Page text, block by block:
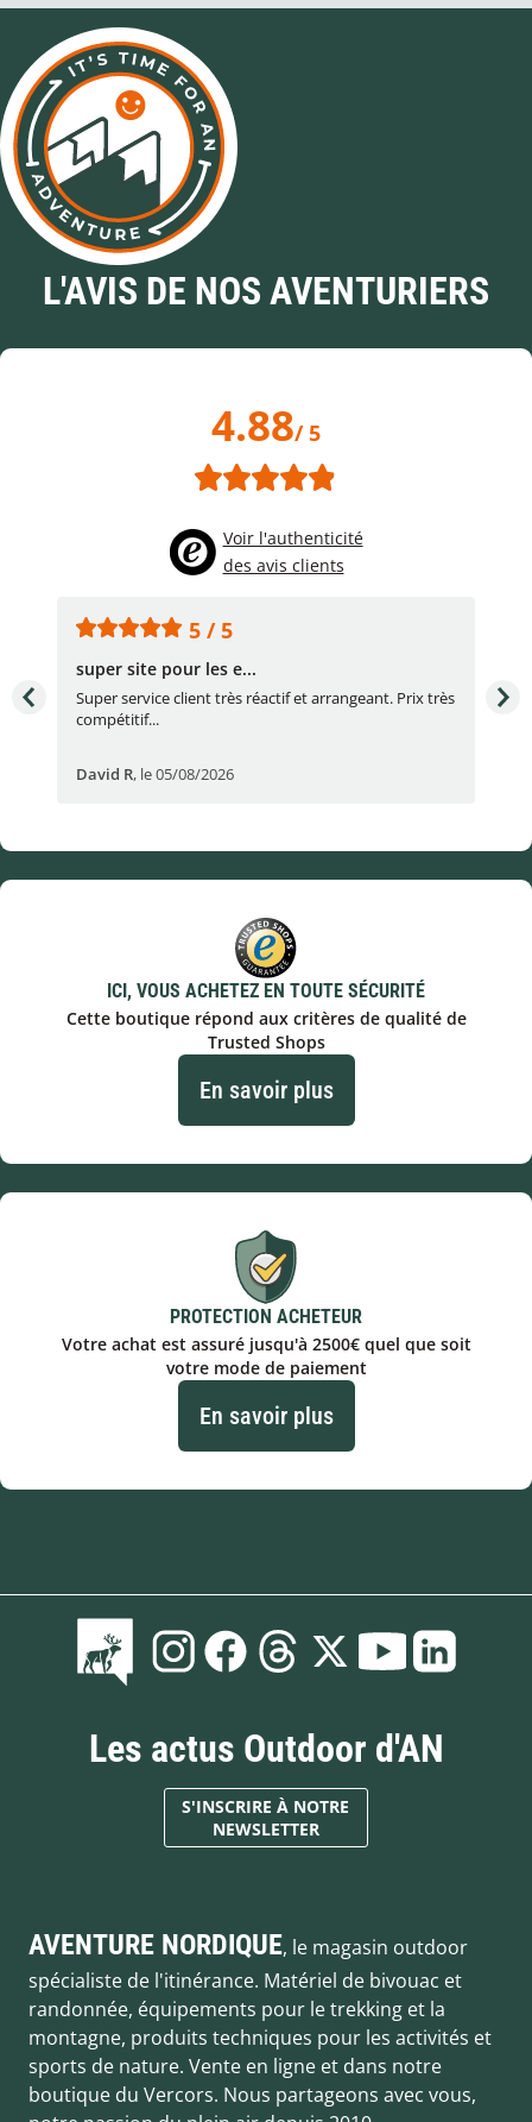
L'AVIS DE NOS AVENTURIERS
4.88/ 5
Voir l'authenticité
des avis clients
5 / 5
super site pour les e...
Super service client très réactif et arrangeant. Prix très
compétitif...
David R, le 05/08/2026
ICI, VOUS ACHETEZ EN TOUTE SÉCURITÉ
Cette boutique répond aux critères de qualité de
Trusted Shops
En savoir plus
PROTECTION ACHETEUR
Votre achat est assuré jusqu'à 2500€ quel que soit
votre mode de paiement
En savoir plus
Les actus Outdoor d'AN
S'INSCRIRE À NOTRE
NEWSLETTER
AVENTURE NORDIQUE, le magasin outdoor
spécialiste de l'itinérance. Matériel de bivouac et
randonnée, équipements pour le trekking et la
montagne, produits techniques pour les activités et
sports de nature. Vente en ligne et dans notre
boutique du Vercors. Nous partageons avec vous,